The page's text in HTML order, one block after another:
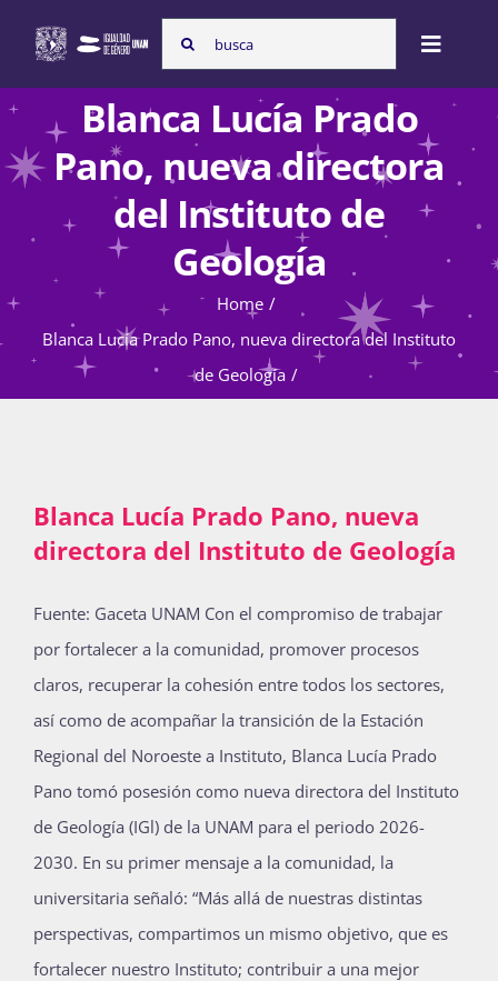
content
Search
for:
Toggle
Inicio
Nosotras
Programas
Atención de la violencia de género
La Boletina
Blog
Recursos
Súmate
Blanca Lucía Prado
Pano, nueva directora
del Instituto de
Geología
Home
Blanca Lucía Prado Pano, nueva directora del Instituto
de Geología
Blanca Lucía Prado Pano, nueva
directora del Instituto de Geología
Fuente: Gaceta UNAM Con el compromiso de trabajar
por fortalecer a la comunidad, promover procesos
claros, recuperar la cohesión entre todos los sectores,
así como de acompañar la transición de la Estación
Regional del Noroeste a Instituto, Blanca Lucía Prado
Pano tomó posesión como nueva directora del Instituto
de Geología (IGl) de la UNAM para el periodo 2026-
2030. En su primer mensaje a la comunidad, la
universitaria señaló: “Más allá de nuestras distintas
perspectivas, compartimos un mismo objetivo, que es
fortalecer nuestro Instituto; contribuir a una mejor